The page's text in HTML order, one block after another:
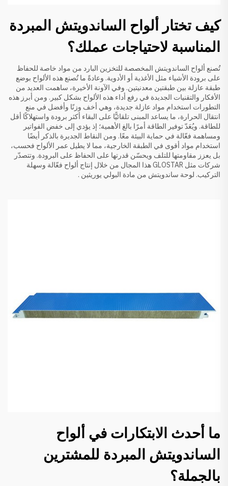
كيف تختار ألواح الساندويتش المبردة
المناسبة لاحتياجات عملك؟
تُصنع ألواح الساندويتش المخصصة للتخزين البارد من مواد خاصة للحفاظ
على برودة الأشياء مثل الأغذية أو الأدوية. وعادةً ما تُصنع هذه الألواح بوضع
طبقة عازلة بين طبقتين معدنيتين. وفي الآونة الأخيرة، ساهمت العديد من
الأفكار والتقنيات الجديدة في رفع أداء هذه الألواح بشكل كبير. ومن أبرز هذه
التطورات استخدام مواد عازلة جديدة، وهي أخف وزنًا وأفضل في منع
انتقال الحرارة، ما يساعد المبنى تلقائيًّا على البقاء أكثر برودة واستهلاكًا أقل
للطاقة. ويُعَدّ توفير الطاقة أمرًا بالغ الأهمية؛ إذ يؤدي إلى خفض الفواتير
ومساهمة فعّالة في حماية البيئة معًا. ومن النقاط الجديرة بالذكر أيضًا
استخدام مواد أقوى في الطبقة الخارجية، مما لا يطيل عمر الألواح فحسب،
بل يعزز مقاومتها للتلف ويحسّن قدرتها على الحفاظ على البرودة. وتتصدّر
شركات مثل GLOSTAR هذا المجال من خلال إنتاج ألواح فعّالة وسهلة
التركيب. لوحة ساندويتش من مادة البولي يوريثين .
ما أحدث الابتكارات في ألواح
الساندويتش المبردة للمشترين
بالجملة؟